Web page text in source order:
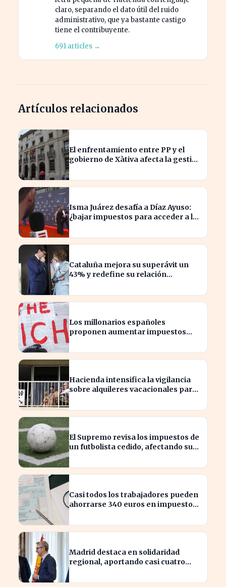
claro, separando el dato útil del ruido
administrativo, que ya bastante castigo
tiene el contribuyente.
691 articles →
Artículos relacionados
El enfrentamiento entre PP y el
gobierno de Xàtiva afecta la gestión
Isma Juárez desafía a Díaz Ayuso:
¿bajar impuestos para acceder a la
Cataluña mejora su superávit un
43% y redefine su relación
Los millonarios españoles
proponen aumentar impuestos
económica
Hacienda intensifica la vigilancia
sobre alquileres vacacionales para
El Supremo revisa los impuestos de
un futbolista cedido, afectando su
Casi todos los trabajadores pueden
ahorrarse 340 euros en impuestos,
Madrid destaca en solidaridad
regional, aportando casi cuatro